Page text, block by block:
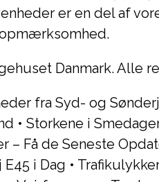
er en del af
Danmark. Alle
fra Syd- og
• Storkene i
– Få de Seneste
i Dag •